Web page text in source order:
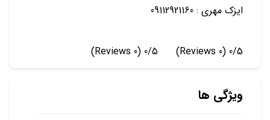
ایزک مهری : 09112921160
0/5
(0 Reviews)
0/5
(0 Reviews)
ویژگی ها